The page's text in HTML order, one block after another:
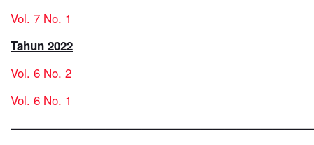
Vol. 7 No. 1
Tahun 2022
Vol. 6 No. 2
Vol. 6 No. 1